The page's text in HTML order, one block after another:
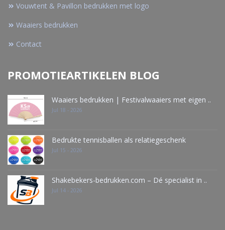
Vouwtent & Pavillon bedrukken met logo
Waaiers bedrukken
Contact
PROMOTIEARTIKELEN BLOG
Waaiers bedrukken | Festivalwaaiers met eigen ..
Jul 18 - 2026
Bedrukte tennisballen als relatiegeschenk
Jul 15 - 2026
Shakebekers-bedrukken.com – Dé specialist in ..
Jul 14 - 2026